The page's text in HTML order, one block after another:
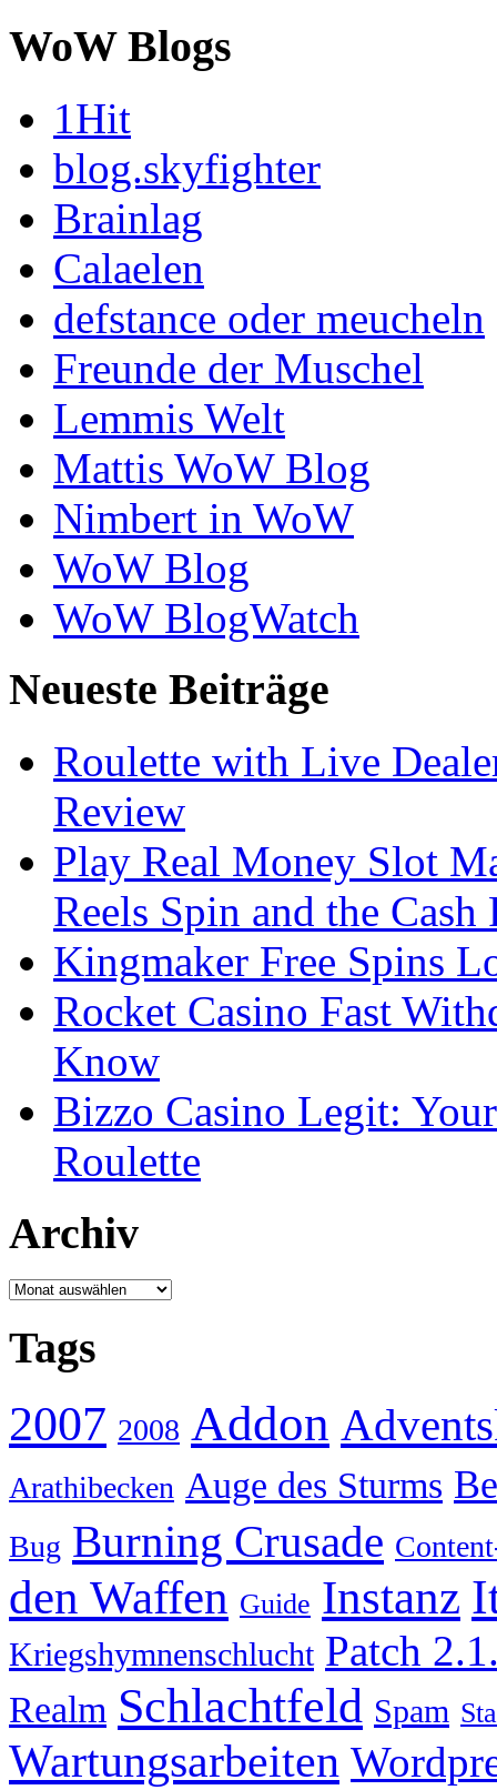
WoW Blogs
1Hit
blog.skyfighter
Brainlag
Calaelen
defstance oder meucheln
Freunde der Muschel
Lemmis Welt
Mattis WoW Blog
Nimbert in WoW
WoW Blog
WoW BlogWatch
Neueste Beiträge
Roulette with Live
Review
Play Real Money Slot
Reels Spin and the Cash
Kingmaker Free Spins
Rocket Casino Fast
Know
Bizzo Casino Legit:
Roulette
Archiv
Archiv
Tags
2007 2008 Addon
Arathibecken Auge des Sturms
Bug Burning Crusade
den Waffen Guide Instanz
Kriegshymnenschlucht Patch
Realm Schlachtfeld Spam
Wartungsarbeiten